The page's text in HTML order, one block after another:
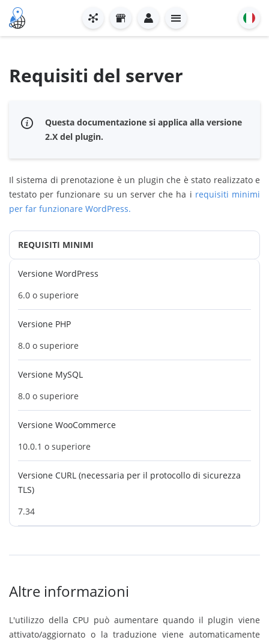
Requisiti del server
Questa documentazione si applica alla versione
2.X del plugin.
Il sistema di prenotazione è un plugin che è stato realizzato e
testato per funzionare su un server che ha i requisiti minimi
per far funzionare WordPress.
REQUISITI MINIMI
Versione WordPress
6.0 o superiore
Versione PHP
8.0 o superiore
Versione MySQL
8.0 o superiore
Versione WooCommerce
10.0.1 o superiore
Versione CURL (necessaria per il protocollo di sicurezza
TLS)
7.34
Altre informazioni
L'utilizzo della CPU può aumentare quando il plugin viene
attivato/aggiornato o la traduzione viene automaticamente